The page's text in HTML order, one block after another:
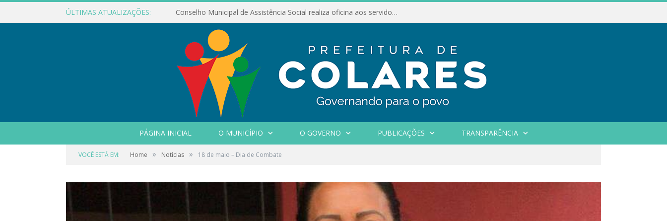
ÚLTIMAS ATUALIZAÇÕES: Conselho Municipal de Assistência Social realiza oficina aos servidores
PÁGINA INICIAL O MUNICÍPIO O GOVERNO PUBLICAÇÕES TRANSPARÊNCIA
VOCÊ ESTÁ EM: Home » Notícias » 18 de maio – Dia de Combate